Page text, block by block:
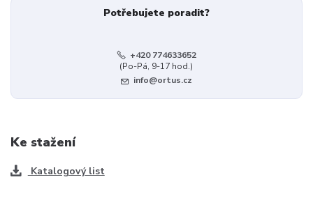
Potřebujete poradit?
+420 774633652
(Po-Pá, 9-17 hod.)
info@ortus.cz
Ke stažení
Katalogový list